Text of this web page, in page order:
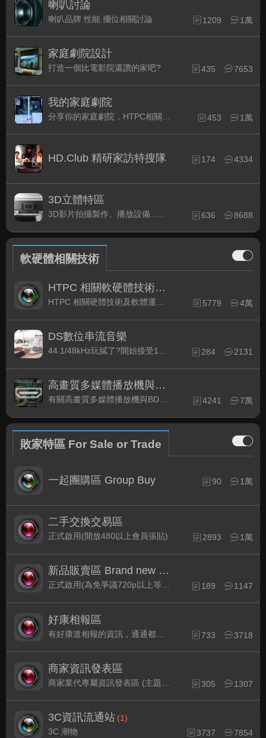
喇叭討論
喇叭品牌.性能.擺位相關討論 1209 1萬
家庭劇院設計
打造一個比電影院還讚的家吧? 435 7653
我的家庭劇院
453 1萬
HD.Club 精研家訪特搜隊 174 4334
3D立體特區
3D影片拍攝製作、播放設備..等相關討論 636 8688
軟硬體相關技術
HTPC 相關軟硬體技術及運用
5779 4萬
DS數位串流音樂
284 2131
高畫質多媒體播放機與BD討論區
有關高畫質多媒體播放機與BD相關討論區 4241 7萬
敗家特區 For Sale or Trade
一起團購區 Group Buy 90 1萬
二手交換交易區
正式啟用(開放480以上會員張貼) 2893 1萬
新品販賣區 Brand new Plaza
正式啟用(為免爭議720p以上等級發表限定) 189 1147
好康相報區
733 3718
商家資訊發表區
305 1307
3C資訊流通站 (1)
3C 潮物
3737 7854